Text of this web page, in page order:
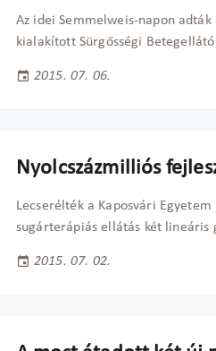
Az idei Semmelweis-napon
kialakított Sürgősségi
2015. 07. 06.
Nyolcszázmilliós
Lecserélték a Kaposvári
sugárterápiás ellátás két lineáris
2015. 07. 02.